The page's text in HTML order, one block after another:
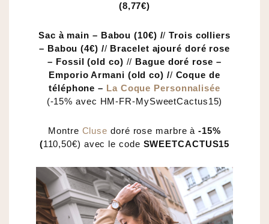
(8,77€)
Sac à main – Babou (10€) //Trois colliers
– Babou (4€) // Bracelet ajouré doré rose
– Fossil (old co) // Bague doré rose –
Emporio Armani (old co) // Coque de
téléphone – La Coque Personnalisée
(-15% avec HM-FR-MySweetCactus15)
Montre Cluse doré rose marbre à -15%
(110,50€) avec le code SWEETCACTUS15